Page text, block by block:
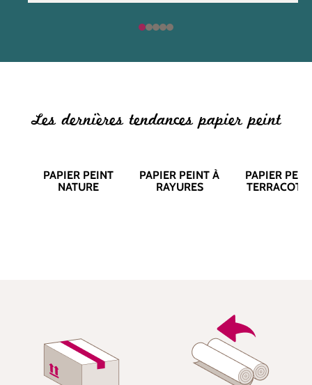
Les dernières tendances papier peint
PAPIER PEINT
NATURE
PAPIER PEINT À
RAYURES
PAPIER